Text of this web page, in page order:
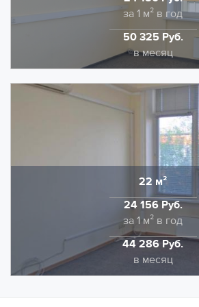
НДС в размере 22% входит в
Дополнительно оплачивается
Стоимость
за 1 м² в год
Стоимость
50 325 Руб.
в месяц
Предлагаем в аренду помещение
кв.м., на территории технопарка
качественная отделка: напольное
коммерческий линолеум.
Армстронг, стены качественная
НДС в размере 22% входит в
Дополнительно оплачивается
Область22 м²
Стоимость
24 156 Руб.
за 1 м² в год
Стоимость
44 286 Руб.
в месяц